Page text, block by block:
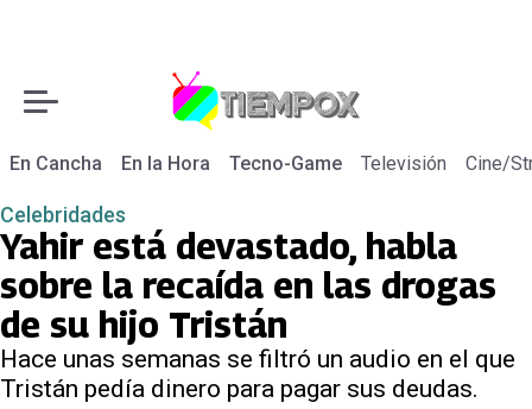
En Cancha En la Hora Tecno-Game Televisión Cine/
Celebridades
Yahir está devastado, habla
sobre la recaída en las drogas
de su hijo Tristán
Hace unas semanas se filtró un audio en el que
Tristán pedía dinero para pagar sus deudas.